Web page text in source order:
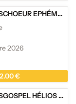
CHOEUR EPHÉMÈRE DE PARIS
2026
€
GOSPEL HÉLIOS